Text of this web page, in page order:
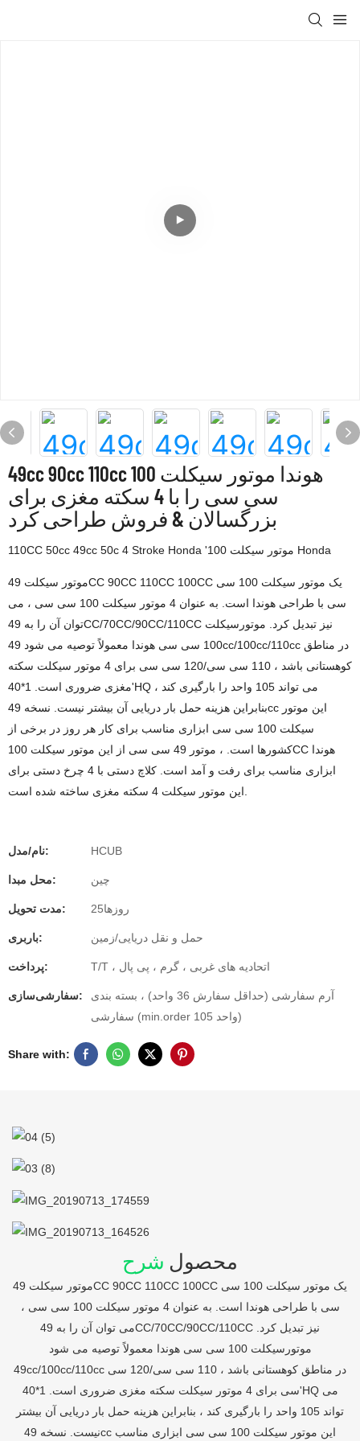
49cc 90cc 110cc هوندا موتور سیکلت 100
سی سی را با 4 سکته مغزی برای
بزرگسالان & فروش طراحی کرد
110CC 50cc 49cc 50c 4 Stroke Honda '100 موتور سیکلت Honda
موتور سیکلت 49CC 90CC 110CC 100CC یک موتور سیکلت 100 سی
سی با طراحی هوندا است. به عنوان 4 موتور سیکلت 100 سی سی ، می
توان آن را به 49CC/70CC/90CC/110CC نیز تبدیل کرد. موتورسیکلت
100 سی سی هوندا معمولاً توصیه می شود 49cc/100cc/110cc در مناطق
کوهستانی باشد ، 110 سی سی/120 سی سی برای 4 موتور سیکلت سکته
مغزی ضروری است. 1*40'HQ می تواند 105 واحد را بارگیری کند ،
بنابراین هزینه حمل بار دریایی آن بیشتر نیست. نسخه 49cc این موتور
سیکلت 100 سی سی ابزاری مناسب برای کار هر روز در برخی از
کشورها است. ، موتور 49 سی سی از این موتور سیکلت 100CC هوندا
ابزاری مناسب برای رفت و آمد است. کلاچ دستی با 4 چرخ دستی برای
نام/مدل: HCUB
محل مبدا: چین
مدت تحویل: روزها25
باربری: حمل و نقل دریایی/زمین
پرداخت: T/T ، اتحادیه های غربی ، گرم ، پی پال
سفارشی‌سازی:
آرم سفارشی (حداقل سفارش 36 واحد) ، بسته بندی
سفارشی (min.order 105 واحد)
Share with:
محصول شرح
موتور سیکلت 49CC 90CC 110CC 100CC یک موتور سیکلت 100 سی
سی با طراحی هوندا است. به عنوان 4 موتور سیکلت 100 سی سی ،
می توان آن را به 49CC/70CC/90CC/110CC نیز تبدیل کرد.
موتورسیکلت 100 سی سی هوندا معمولاً توصیه می شود
49cc/100cc/110cc در مناطق کوهستانی باشد ، 110 سی سی/120 سی
سی برای 4 موتور سیکلت سکته مغزی ضروری است. 1*40'HQ می
تواند 105 واحد را بارگیری کند ، بنابراین هزینه حمل بار دریایی آن بیشتر
نیست. نسخه 49cc این موتور سیکلت 100 سی سی ابزاری مناسب